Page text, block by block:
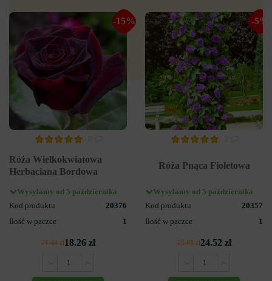
-15%
Róża Wielkokwiatowa
Herbaciana Bordowa
Wysyłamy od 5 października
Kod produktu
20376
Ilość w paczce
1
21.48 zł18.26 zł
-5%
Róża Pnąca Fioletowa
Wysyłamy od 5 października
Kod produktu
20357
Ilość w paczce
1
25.81 zł24.52 zł